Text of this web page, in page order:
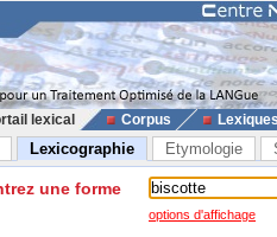
lexical Corpus
Lexicographie Etymologie
une forme
options d'affichage